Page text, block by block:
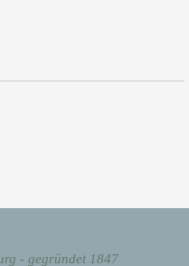
- gegründet 1847